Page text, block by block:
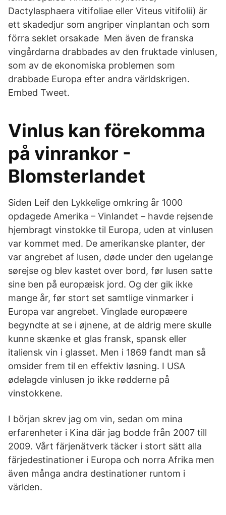
Dactylasphaera vitifoliae eller Viteus vitifolii) är
ett skadedjur som angriper vinplantan och som
förra seklet orsakade Men även de franska
vingårdarna drabbades av den fruktade vinlusen,
som av de ekonomiska problemen som
drabbade Europa efter andra världskrigen.
Embed Tweet.
Vinlus kan förekomma
på vinrankor -
Blomsterlandet
Siden Leif den Lykkelige omkring år 1000
opdagede Amerika – Vinlandet – havde rejsende
hjembragt vinstokke til Europa, uden at vinlusen
var kommet med. De amerikanske planter, der
var angrebet af lusen, døde under den ugelange
sørejse og blev kastet over bord, før lusen satte
sine ben på europæisk jord. Og der gik ikke
mange år, før stort set samtlige vinmarker i
Europa var angrebet. Vinglade europæere
begyndte at se i øjnene, at de aldrig mere skulle
kunne skænke et glas fransk, spansk eller
italiensk vin i glasset. Men i 1869 fandt man så
omsider frem til en effektiv løsning. I USA
ødelagde vinlusen jo ikke rødderne på
vinstokkene.
I början skrev jag om vin, sedan om mina
erfarenheter i Kina där jag bodde från 2007 till
2009. Vårt färjenätverk täcker i stort sätt alla
färjedestinationer i Europa och norra Afrika men
även många andra destinationer runtom i
världen.